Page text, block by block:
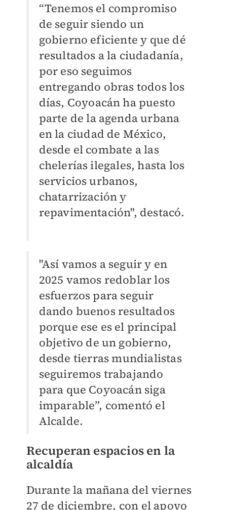
“Tenemos el compromiso
de seguir siendo un
gobierno eficiente y que dé
resultados a la ciudadanía,
por eso seguimos
entregando obras todos los
días, Coyoacán ha puesto
parte de la agenda urbana
en la ciudad de México,
desde el combate a las
chelerías ilegales, hasta los
servicios urbanos,
chatarrización y
repavimentación", destacó.
"Así vamos a seguir y en
2025 vamos redoblar los
esfuerzos para seguir
dando buenos resultados
porque ese es el principal
objetivo de un gobierno,
desde tierras mundialistas
seguiremos trabajando
para que Coyoacán siga
imparable”, comentó el
Alcalde.
Recuperan espacios en la
alcaldía
Durante la mañana del viernes
27 de diciembre, con el apoyo